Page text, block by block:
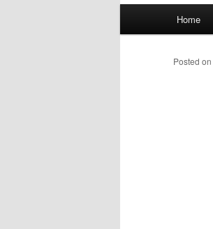
Home
Posted on